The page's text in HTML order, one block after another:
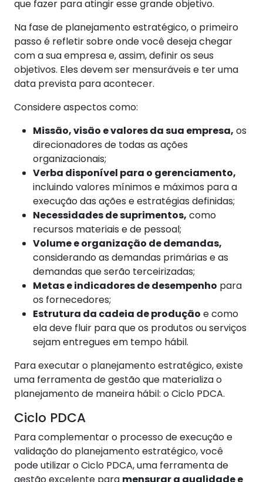
que fazer para atingir esse grande objetivo.
Na fase de planejamento estratégico, o primeiro
passo é refletir sobre onde você deseja chegar
com a sua empresa e, assim, definir os seus
objetivos. Eles devem ser mensuráveis e ter uma
data prevista para acontecer.
Considere aspectos como:
Missão, visão e valores da sua empresa, os
direcionadores de todas as ações
organizacionais;
Verba disponível para o gerenciamento,
incluindo valores mínimos e máximos para a
execução das ações e estratégias definidas;
Necessidades de suprimentos, como
recursos materiais e de pessoal;
Volume e organização de demandas,
considerando as demandas primárias e as
demandas que serão terceirizadas;
Metas e indicadores de desempenho para
os fornecedores;
Estrutura da cadeia de produção e como
ela deve fluir para que os produtos ou serviços
sejam entregues em tempo hábil.
Para executar o planejamento estratégico, existe
uma ferramenta de gestão que materializa o
planejamento de maneira hábil: o Ciclo PDCA.
Ciclo PDCA
Para complementar o processo de execução e
validação do planejamento estratégico, você
pode utilizar o Ciclo PDCA, uma ferramenta de
gestão excelente para mensurar a qualidade e